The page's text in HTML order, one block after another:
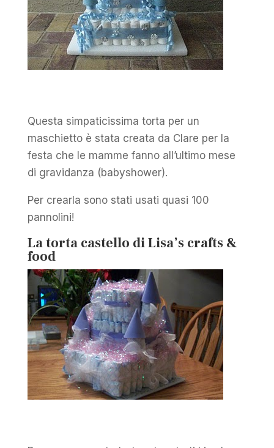
Questa simpaticissima torta per un
maschietto è stata creata da Clare per la
festa che le mamme fanno all’ultimo mese
di gravidanza (babyshower).
Per crearla sono stati usati quasi 100
pannolini!
La torta castello di Lisa’s crafts &
food